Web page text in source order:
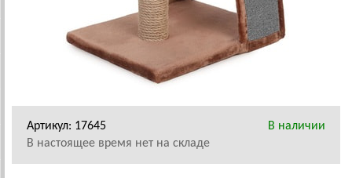
Артикул: 17645
В наличии
В настоящее время нет на складе